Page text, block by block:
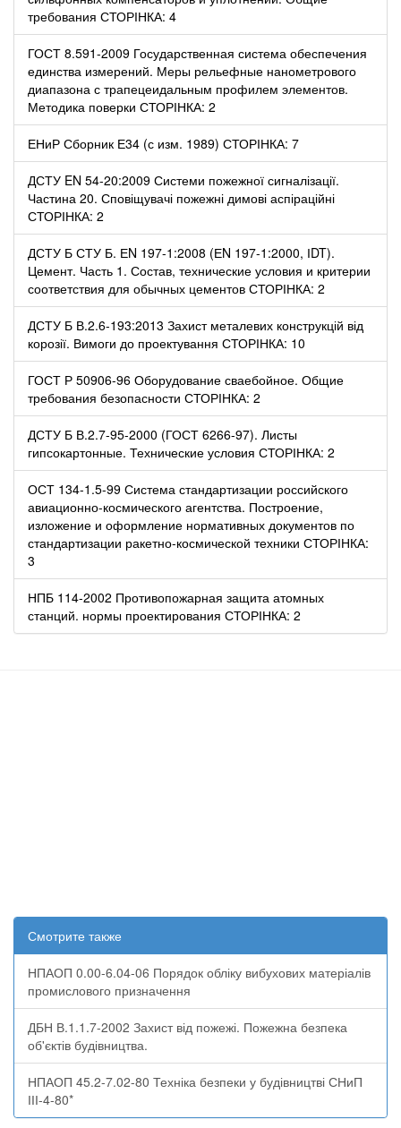
требования СТОРІНКА: 4
ГОСТ 8.591-2009 Государственная система обеспечения
единства измерений. Меры рельефные нанометрового
диапазона с трапецеидальным профилем элементов.
Методика поверки СТОРІНКА: 2
ЕНиР Сборник Е34 (с изм. 1989) СТОРІНКА: 7
ДСТУ EN 54-20:2009 Системи пожежної сигналізації.
Частина 20. Сповіщувачі пожежні димові аспіраційні
СТОРІНКА: 2
ДСТУ Б СТУ Б. ЕN 197-1:2008 (ЕN 197-1:2000, ІDT).
Цемент. Часть 1. Состав, технические условия и критерии
соответствия для обычных цементов СТОРІНКА: 2
ДСТУ Б В.2.6-193:2013 Захист металевих конструкцій від
корозії. Вимоги до проектування СТОРІНКА: 10
ГОСТ Р 50906-96 Оборудование сваебойное. Общие
требования безопасности СТОРІНКА: 2
ДСТУ Б В.2.7-95-2000 (ГОСТ 6266-97). Листы
гипсокартонные. Технические условия СТОРІНКА: 2
ОСТ 134-1.5-99 Система стандартизации российского
авиационно-космического агентства. Построение,
изложение и оформление нормативных документов по
стандартизации ракетно-космической техники СТОРІНКА:
3
НПБ 114-2002 Противопожарная защита атомных
станций. нормы проектирования СТОРІНКА: 2
Смотрите также
НПАОП 0.00-6.04-06 Порядок обліку вибухових матеріалів
промислового призначення
ДБН В.1.1.7-2002 Захист від пожежі. Пожежна безпека
об'єктів будівництва.
НПАОП 45.2-7.02-80 Техніка безпеки у будівництві СНиП
ІІІ-4-80*